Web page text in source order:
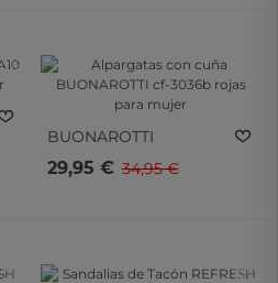
- 15%
BUONAROTTI
Alpargatas Con Cuña
BUONAROTTI Cf-3036b
29,95 € 34,95 €
- 10%